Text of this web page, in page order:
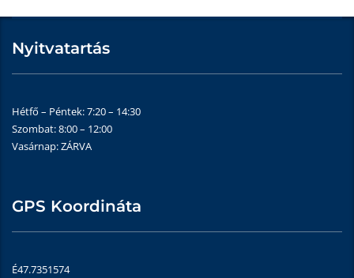
Nyitvatartás
Hétfő – Péntek: 7:20 – 14:30
Szombat: 8:00 – 12:00
Vasárnap: ZÁRVA
GPS Koordináta
É47.7351574